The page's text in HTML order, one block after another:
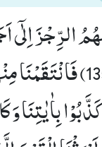
الرِّجْزَ اِلٰۤى
هُمْ یَنْكُثُوْنَ(135)
بِاٰیٰتِنَا وَ